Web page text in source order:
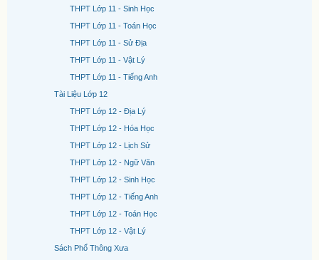
THPT Lớp 11 - Sinh Học
THPT Lớp 11 - Toán Học
THPT Lớp 11 - Sử Địa
THPT Lớp 11 - Vật Lý
THPT Lớp 11 - Tiếng Anh
Tài Liệu Lớp 12
THPT Lớp 12 - Địa Lý
THPT Lớp 12 - Hóa Học
THPT Lớp 12 - Lịch Sử
THPT Lớp 12 - Ngữ Văn
THPT Lớp 12 - Sinh Học
THPT Lớp 12 - Tiếng Anh
THPT Lớp 12 - Toán Học
THPT Lớp 12 - Vật Lý
Sách Phổ Thông Xưa